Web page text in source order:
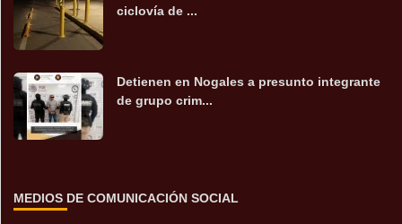
ciclovía de ...
Detienen en Nogales a presunto integrante
de grupo crim...
MEDIOS DE COMUNICACIÓN SOCIAL